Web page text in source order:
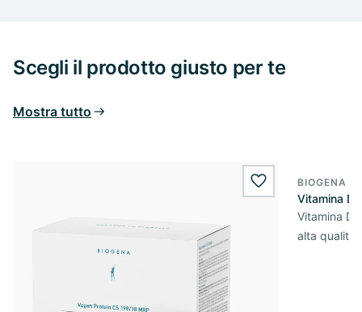
Scegli il prodotto giusto per te
Mostra tutto
wishlist.add
BIOGENA
Vitamina
Vitamina
alta qualità